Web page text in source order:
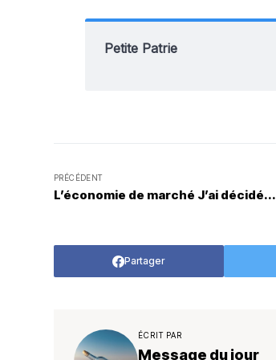
Petite Patrie
PRÉCÉDENT
L’économie de marché J’ai décidé...
Partager
ÉCRIT PAR
Message du jour